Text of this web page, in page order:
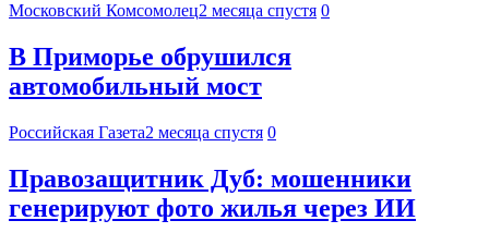
Московский Комсомолец2 месяца спустя 0
В Приморье обрушился
автомобильный мост
Российская Газета2 месяца спустя 0
Правозащитник Дуб: мошенники
генерируют фото жилья через ИИ